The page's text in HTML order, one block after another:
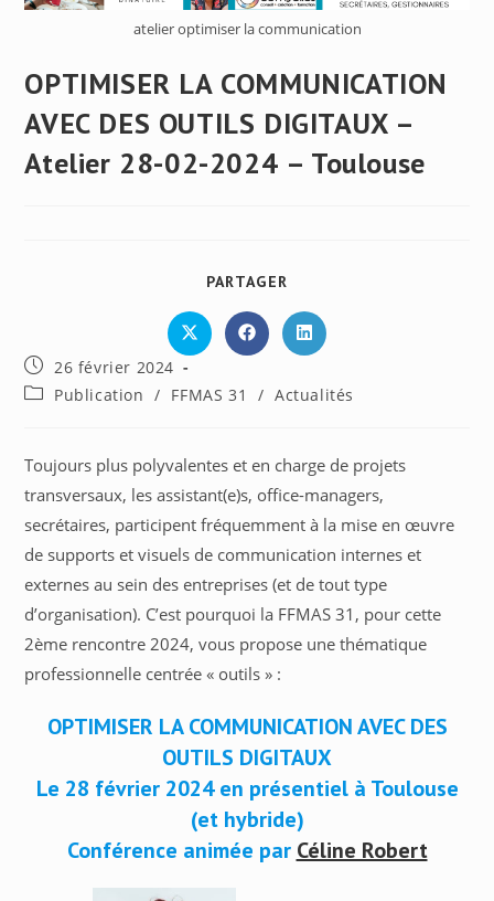
atelier optimiser la communication
OPTIMISER LA COMMUNICATION
AVEC DES OUTILS DIGITAUX –
Atelier 28-02-2024 – Toulouse
PARTAGER
CONTENU
Ouvrir
dans
autre
fenêtre
Ouvrir
dans
autre
fenêtre
Ouvrir
dans
autre
fenêtre
Publication
publiée :
26 février 2024
PostPublication / FFMAS 31 / Actualités
Toujours plus polyvalentes et en charge de projets
transversaux, les assistant(e)s, office-managers,
secrétaires, participent fréquemment à la mise en œuvre
de supports et visuels de communication internes et
externes au sein des entreprises (et de tout type
d’organisation). C’est pourquoi la FFMAS 31, pour cette
2ème rencontre 2024, vous propose une thématique
professionnelle centrée « outils » :
OPTIMISER LA COMMUNICATION AVEC DES
OUTILS DIGITAUX
Le 28 février 2024 en présentiel à Toulouse
(et hybride)
Conférence animée par Céline Robert